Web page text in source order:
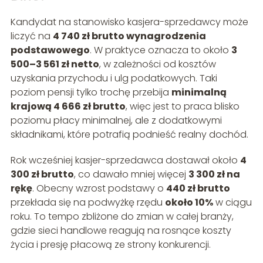
Kandydat na stanowisko kasjera-sprzedawcy może
liczyć na 4 740 zł brutto wynagrodzenia
podstawowego. W praktyce oznacza to około 3
500–3 561 zł netto, w zależności od kosztów
uzyskania przychodu i ulg podatkowych. Taki
poziom pensji tylko trochę przebija minimalną
krajową 4 666 zł brutto, więc jest to praca blisko
poziomu płacy minimalnej, ale z dodatkowymi
składnikami, które potrafią podnieść realny dochód.
Rok wcześniej kasjer-sprzedawca dostawał około 4
300 zł brutto, co dawało mniej więcej 3 300 zł na
rękę. Obecny wzrost podstawy o 440 zł brutto
przekłada się na podwyżkę rzędu około 10%w ciągu
roku. To tempo zbliżone do zmian w całej branży,
gdzie sieci handlowe reagują na rosnące koszty
życia i presję płacową ze strony konkurencji.